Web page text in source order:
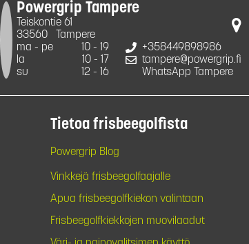
Powergrip Tampere
Teiskontie 61
33560
Tampere
ma - pe
10 - 19
la
10 - 17
su
12 - 16
+358449898986
tampere@powergrip.fi
WhatsApp Tampere
Tietoa frisbeegolfista
Powergrip Blog
Vinkkejä frisbeegolfaajalle
Apua frisbeegolfkiekon valintaan
Frisbeegolfkiekkojen muovilaadut